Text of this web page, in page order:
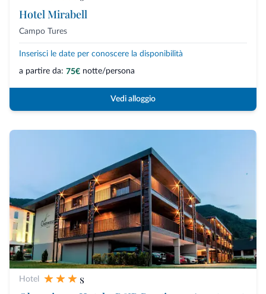
Hotel Mirabell
Campo Tures
Inserisci le date per conoscere la disponibilità
a partire da: 75€ notte/persona
Vedi alloggio
Hotel
s